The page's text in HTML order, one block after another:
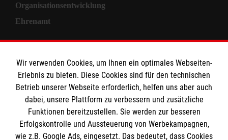
Organisationsentwicklung
Ehrenamt
Allgemeine Geschäftsbedingungen
Impressum
Datenschutz
Wir verwenden Cookies, um Ihnen ein optimales Webseiten-
Erlebnis zu bieten. Diese Cookies sind für den technischen
Betrieb unserer Webseite erforderlich, helfen uns aber auch
dabei, unsere Plattform zu verbessern und zusätzliche
Funktionen bereitzustellen. Sie werden zur besseren
Erfolgskontrolle und Aussteuerung von Werbekampagnen,
wie z.B. Google Ads, eingesetzt. Das bedeutet, dass Cookies